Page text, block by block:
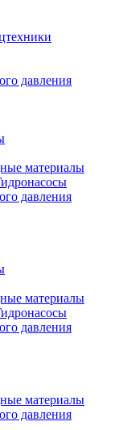
давления
материалы
давления
материалы
давления
материалы
давления